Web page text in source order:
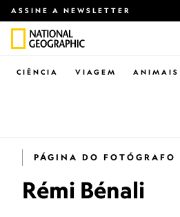
ASSINE A NEWSLETTER
CIÊNCIA VIAGEM ANIMAIS
PÁGINA DO FOTÓGRAFO
Rémi Bénali